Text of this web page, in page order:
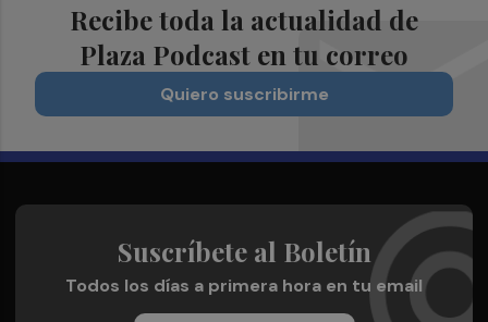
Recibe toda la actualidad de
Plaza Podcast en tu correo
Quiero suscribirme
Suscríbete al Boletín
Todos los días a primera hora en tu email